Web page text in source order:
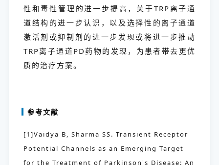
性和毒性管理的进一步提高，关于TRP离子通
道结构的进一步认识，以及选择性的离子通道
激活剂或抑制剂的进一步发现或将进一步推动
TRP离子通道PD药物的发现，为患者带去更优
质的治疗方案。
参考文献
[1]Vaidya B, Sharma SS. Transient Receptor
Potential Channels as an Emerging Target
for the Treatment of Parkinson's Disease: An